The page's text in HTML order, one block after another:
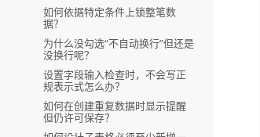
如何依据特定条件上锁整笔数
据？
为什么没勾选“不自动换行”但还是
没换行呢？
设置字段输入检查时，不会写正
规表示式怎么办？
如何在创建重复数据时显示提醒
但仍许可保存？